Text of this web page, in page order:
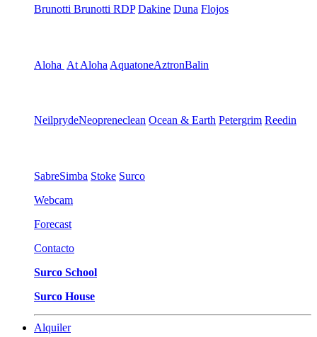
Brunotti Brunotti RDP Dakine Duna Flojos
Aloha At Aloha AquatoneAztronBalin
NeilprydeNeopreneclean Ocean & Earth Petergrim Reedin
SabreSimba Stoke Surco
Webcam
Forecast
Contacto
Surco School
Surco House
Alquiler